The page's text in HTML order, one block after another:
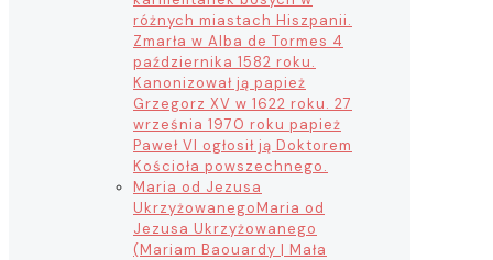
różnych miastach Hiszpanii.
Zmarła w Alba de Tormes 4
października 1582 roku.
Kanonizował ją papież
Grzegorz XV w 1622 roku. 27
września 1970 roku papież
Paweł VI ogłosił ją Doktorem
Kościoła powszechnego.
Maria od Jezusa
UkrzyżowanegoMaria od
Jezusa Ukrzyżowanego
(Mariam Baouardy | Mała